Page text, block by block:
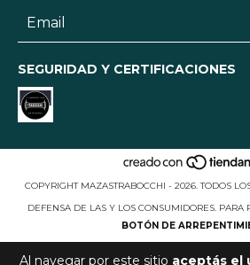
Al navegar por este sitio aceptás el
SEGURIDAD Y CERTIFICACIONES
COPYRIGHT MAZASTRABOCCHI - 2026. TODOS
DEFENSA DE LAS Y LOS CONSUMIDORES. PARA
BOTÓN DE